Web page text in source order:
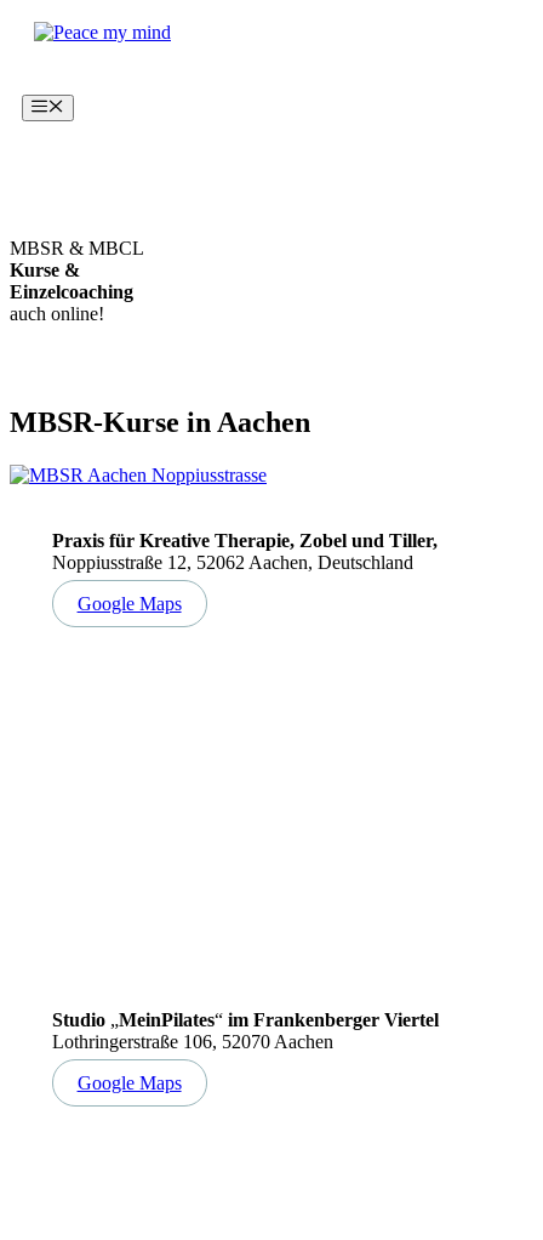
Zum
Inhalt
Zum
Inhalt
Menü
MBSR & MBCL
Kurse &
Einzelcoaching
auch online!
MBSR-Kurse in Aachen
Praxis für Kreative Therapie, Zobel und Tiller,
Noppiusstraße 12, 52062 Aachen, Deutschland
Google Maps
Studio „MeinPilates“im Frankenberger Viertel
Lothringerstraße 106, 52070 Aachen
Google Maps